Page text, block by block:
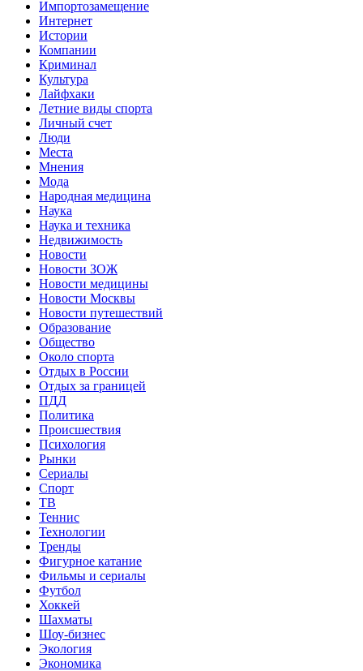
Импортозамещение
Интернет
Истории
Компании
Криминал
Культура
Лайфхаки
Летние виды спорта
Личный счет
Люди
Места
Мнения
Мода
Народная медицина
Наука
Наука и техника
Недвижимость
Новости
Новости ЗОЖ
Новости медицины
Новости Москвы
Новости путешествий
Образование
Общество
Около спорта
Отдых в России
Отдых за границей
ПДД
Политика
Происшествия
Психология
Рынки
Сериалы
Спорт
ТВ
Теннис
Технологии
Тренды
Фигурное катание
Фильмы и сериалы
Футбол
Хоккей
Шахматы
Шоу-бизнес
Экология
Экономика